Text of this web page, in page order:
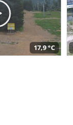
17,9 °C